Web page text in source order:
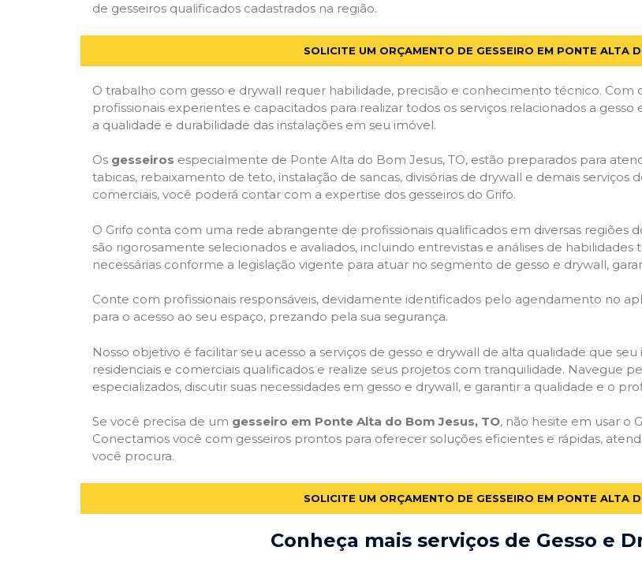
de gesseiros qualificados cadastrados na região.
SOLICITE UM ORÇAMENTO DE GESSEIRO EM PONTE ALTA
O trabalho com gesso e drywall requer habilidade, precisão e conhecimento técnico.
profissionais experientes e capacitados para realizar todos os serviços relacionados a
a qualidade e durabilidade das instalações em seu imóvel.
Os gesseiros especialmente de Ponte Alta do Bom Jesus, TO, estão preparados para
tabicas, rebaixamento de teto, instalação de sancas, divisórias de drywall e demais serviços
comerciais, você poderá contar com a expertise dos gesseiros do Grifo.
O Grifo conta com uma rede abrangente de profissionais qualificados em diversas regiões
são rigorosamente selecionados e avaliados, incluindo entrevistas e análises de
necessárias conforme a legislação vigente para atuar no segmento de gesso e drywall,
Conte com profissionais responsáveis, devidamente identificados pelo agendamento no
para o acesso ao seu espaço, prezando pela sua segurança.
Nosso objetivo é facilitar seu acesso a serviços de gesso e drywall de alta qualidade que
residenciais e comerciais qualificados e realize seus projetos com tranquilidade. Navegue
especializados, discutir suas necessidades em gesso e drywall, e garantir a qualidade e o
Se você precisa de um gesseiro em Ponte Alta do Bom Jesus, TO, não hesite em usar o
Conectamos você com gesseiros prontos para oferecer soluções eficientes e rápidas,
você procura.
SOLICITE UM ORÇAMENTO DE GESSEIRO EM PONTE ALTA
Conheça mais serviços de Gesso e